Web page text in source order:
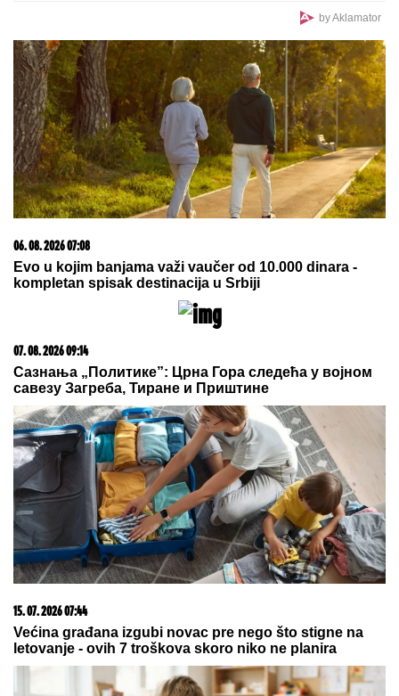
KRVAVI OBRAČUN NA DORĆOLU:
Mladić upucan u stomak, drugovi ga
dovezli u bolnicu, na ovo se sumnja
"NIJE IH BILO POLA SATA, SVI SU
TO VIDELI"Maja Marinković šokirala
tvrdnjama o aferi Stanije i Takija:
"Želi da bude sponzoruša, živi u
selendri"
"UVKAO ME U ŽBUNJE,tu je počela BORBA ZA
ŽIVOT!" Pevačica je doživela jezivu traumu:
"Njegove ruke su od dole došle ka mom vratu"
Roditelji su mu ugovorili brak sa
drugom ženom, a on oženio bivšu
svog prijatelja: Ljubavna priča
slavnog para je jedna od najlepših, a
malo ko zna detalje
JEDAN STAN, PODELJEN NA DVA
DELA:Glumac kupio stan sa bivšom
ženom, sada će mu biti PRVA
KOMŠINICA - pokazali koliko su i